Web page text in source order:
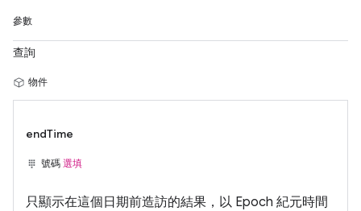
參數
查詢
物件
endTime
號碼 選填
只顯示在這個日期前造訪的結果，以 Epoch 紀元時間